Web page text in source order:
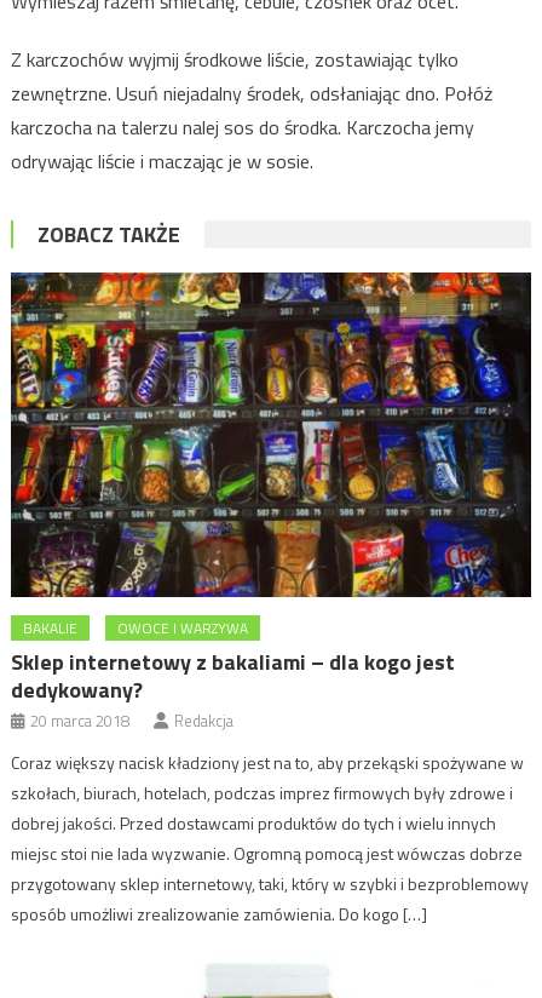
Z karczochów wyjmij środkowe liście, zostawiając tylko
zewnętrzne. Usuń niejadalny środek, odsłaniając dno. Połóż
karczocha na talerzu nalej sos do środka. Karczocha jemy
odrywając liście i maczając je w sosie.
ZOBACZ TAKŻE
BAKALIE OWOCE I WARZYWA
Sklep internetowy z bakaliami – dla kogo jest
dedykowany?
20 marca 2018 Redakcja
Coraz większy nacisk kładziony jest na to, aby przekąski spożywane w
szkołach, biurach, hotelach, podczas imprez firmowych były zdrowe i
dobrej jakości. Przed dostawcami produktów do tych i wielu innych
miejsc stoi nie lada wyzwanie. Ogromną pomocą jest wówczas dobrze
przygotowany sklep internetowy, taki, który w szybki i bezproblemowy
sposób umożliwi zrealizowanie zamówienia. Do kogo […]